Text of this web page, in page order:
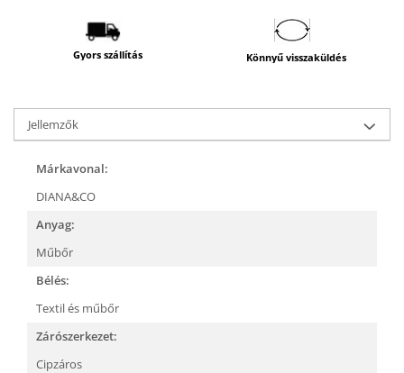
Gyors szállítás Könnyű visszaküldés
Jellemzők
Márkavonal:
DIANA&CO
Anyag:
Műbőr
Bélés:
Textil és műbőr
Zárószerkezet:
Cipzáros